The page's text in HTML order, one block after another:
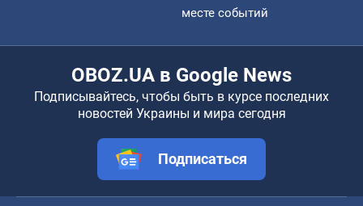
месте событий
OBOZ.UA в Google News
Подписывайтесь, чтобы быть в курсе последних
новостей Украины и мира сегодня
Подписаться